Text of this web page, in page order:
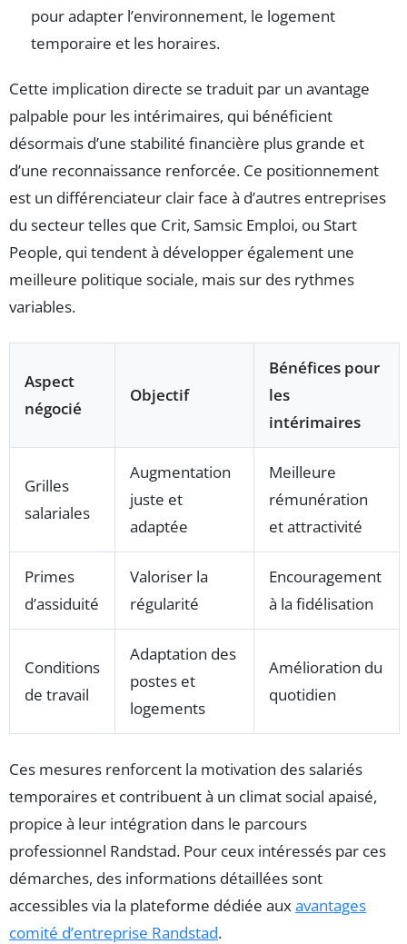
pour adapter l’environnement, le logement
temporaire et les horaires.
Cette implication directe se traduit par un avantage
palpable pour les intérimaires, qui bénéficient
désormais d’une stabilité financière plus grande et
d’une reconnaissance renforcée. Ce positionnement
est un différenciateur clair face à d’autres entreprises
du secteur telles que Crit, Samsic Emploi, ou Start
People, qui tendent à développer également une
meilleure politique sociale, mais sur des rythmes
variables.
Aspect
négocié
Objectif
Bénéfices pour
les
intérimaires
Grilles
salariales
Augmentation
juste et
adaptée
Meilleure
rémunération
et attractivité
Primes
d’assiduité
Valoriser la
régularité
Encouragement
à la fidélisation
Conditions
de travail
Adaptation des
postes et
logements
Amélioration du
quotidien
Ces mesures renforcent la motivation des salariés
temporaires et contribuent à un climat social apaisé,
propice à leur intégration dans le parcours
professionnel Randstad. Pour ceux intéressés par ces
démarches, des informations détaillées sont
accessibles via la plateforme dédiée auxavantages
comité d’entreprise Randstad.